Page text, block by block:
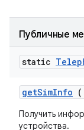
Публичные
static
getSimInfo (
Получить
устройства.